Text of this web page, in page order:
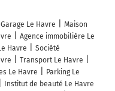
Garage Le Havre
Maison
Agence immobilière Le
Havre
Société
Transport Le Havre
Le Havre
Parking Le
Institut de beauté Le Havre